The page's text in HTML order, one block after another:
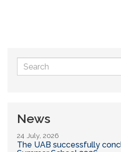
Search
form
News
24 July, 2026
The UAB successfully